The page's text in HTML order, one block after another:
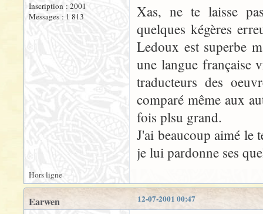
Inscription : 2001
Messages : 1 813
Xas, ne te laisse
quelques kégères
Ledoux est superbe
une langue française
traducteurs des
comparé même aux
fois plsu grand.
J'ai beaucoup aimé le
je lui pardonne ses
Hors ligne
12-07-2001 00:47
Earwen